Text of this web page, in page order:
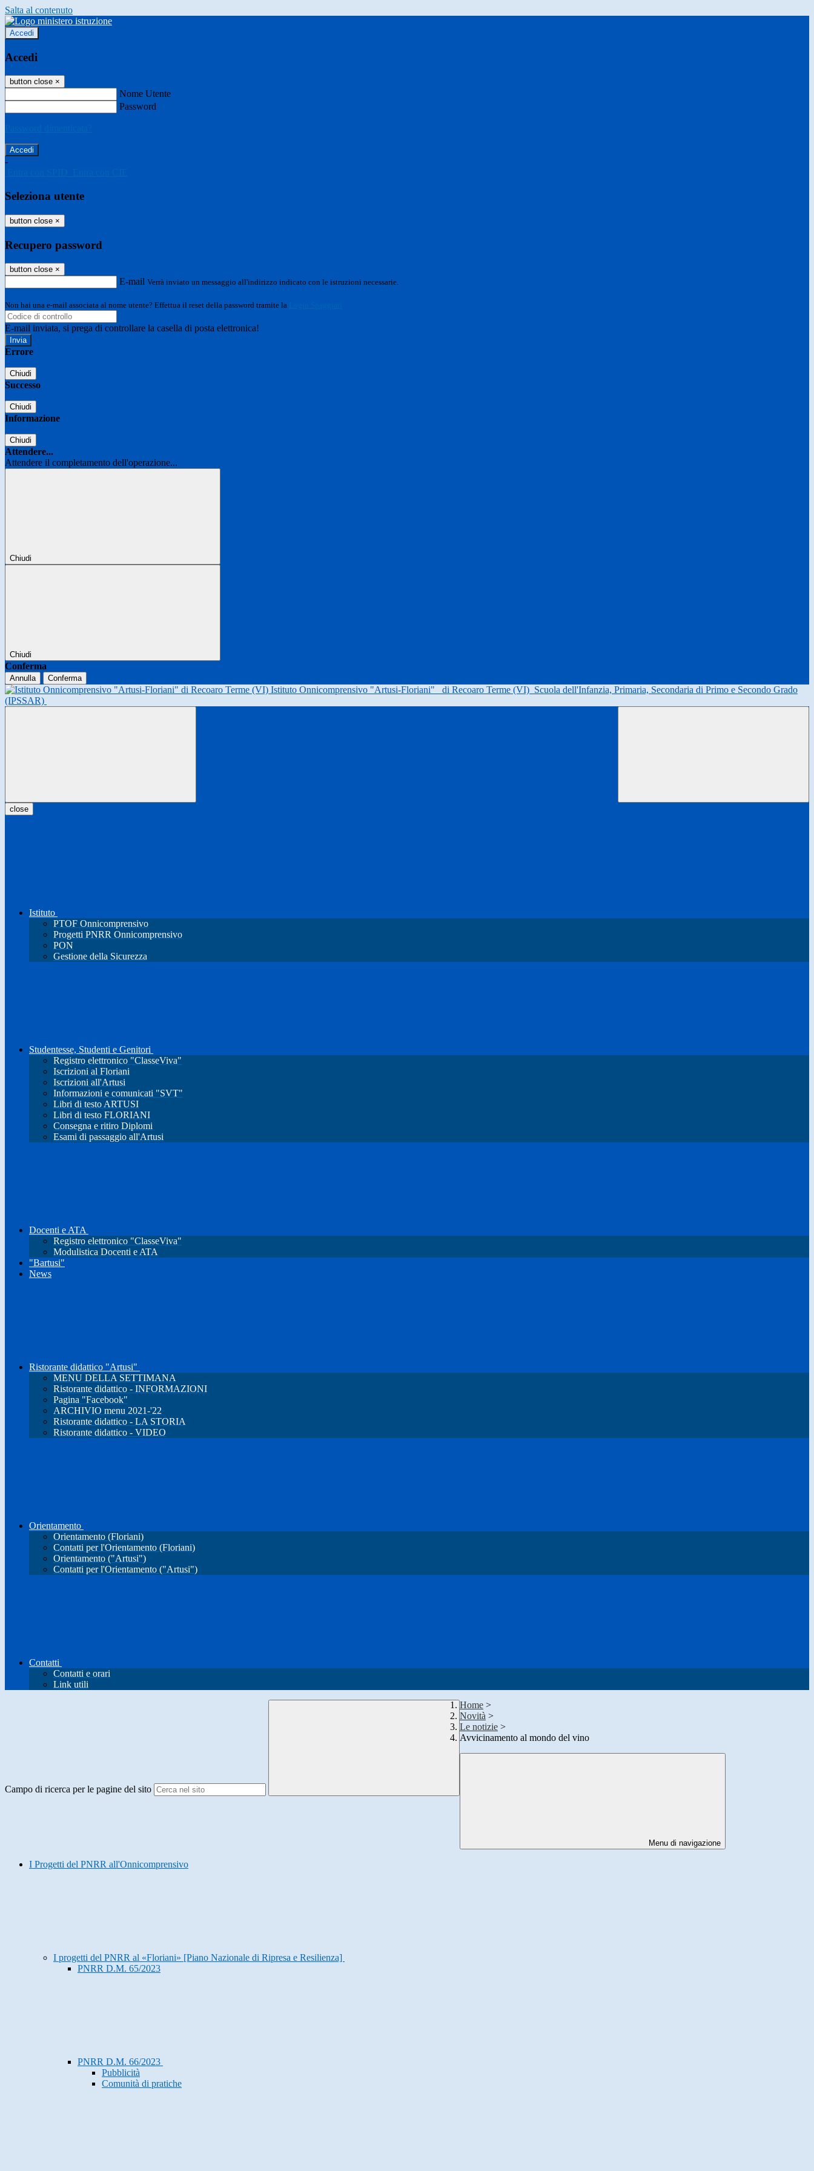
Salta al contenuto
Accedi
Accedi
button close ×
Nome Utente
Password
-
Seleziona utente
button close ×
Recupero password
button close ×
E-mail Verrà inviato un messaggio all'indirizzo indicato con le istruzioni necessarie.
Non hai una e-mail associata al nome utente? Effettua il reset della password tramite la
E-mail inviata, si prega di controllare la casella di posta elettronica!
Errore
Chiudi
Successo
Chiudi
Informazione
Chiudi
Attendere...
Attendere il completamento dell'operazione...
Chiudi
Chiudi
Conferma
Annulla Conferma
Istituto Onnicomprensivo "Artusi-Floriani" di Recoaro Terme (VI) Scuola dell'Infanzia, Primaria, Secondaria di Primo e Secondo Grado
(IPSSAR)
close
Istituto
PTOF Onnicomprensivo
Progetti PNRR Onnicomprensivo
PON
Gestione della Sicurezza
Studentesse, Studenti e Genitori
Registro elettronico "ClasseViva"
Iscrizioni al Floriani
Iscrizioni all'Artusi
Informazioni e comunicati "SVT"
Libri di testo ARTUSI
Libri di testo FLORIANI
Consegna e ritiro Diplomi
Esami di passaggio all'Artusi
Docenti e ATA
Registro elettronico "ClasseViva"
Modulistica Docenti e ATA
"Bartusi"
News
Ristorante didattico "Artusi"
MENU DELLA SETTIMANA
Ristorante didattico - INFORMAZIONI
Pagina "Facebook"
ARCHIVIO menu 2021-'22
Ristorante didattico - LA STORIA
Ristorante didattico - VIDEO
Orientamento
Orientamento (Floriani)
Contatti per l'Orientamento (Floriani)
Orientamento ("Artusi")
Contatti per l'Orientamento ("Artusi")
Contatti
Contatti e orari
Link utili
Campo di ricerca per le pagine del sito
Home >
Novità >
Le notizie >
Avvicinamento al mondo del vino
Menu di navigazione
I Progetti del PNRR all'Onnicomprensivo
I progetti del PNRR al «Floriani» [Piano Nazionale di Ripresa e Resilienza]
PNRR D.M. 65/2023
PNRR D.M. 66/2023
Pubblicità
Comunità di pratiche